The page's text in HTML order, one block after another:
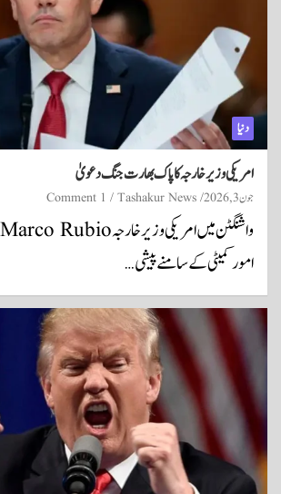
دنیا
امریکی وزیر خارجہ کا پاک بھارت جنگ دعویٰ
جون 3, 2026 Tashakur News
1 Comment
امور کمیٹی کے سامنے پیشی…